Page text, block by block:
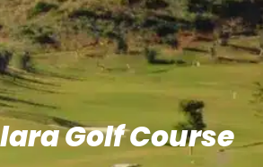
Golf Course